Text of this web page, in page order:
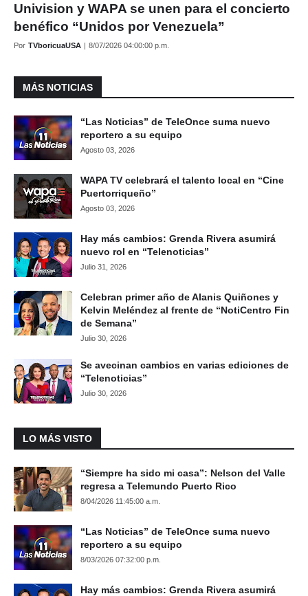
Univision y WAPA se unen para el concierto
benéfico “Unidos por Venezuela”
Por TVboricuaUSA | 8/07/2026 04:00:00 p.m.
MÁS NOTICIAS
“Las Noticias” de TeleOnce suma nuevo
reportero a su equipo
Agosto 03, 2026
WAPA TV celebrará el talento local en “Cine
Puertorriqueño”
Agosto 03, 2026
Hay más cambios: Grenda Rivera asumirá
nuevo rol en “Telenoticias”
Julio 31, 2026
Celebran primer año de Alanis Quiñones y
Kelvin Meléndez al frente de “NotiCentro Fin
de Semana”
Julio 30, 2026
Se avecinan cambios en varias ediciones de
“Telenoticias”
Julio 30, 2026
LO MÁS VISTO
“Siempre ha sido mi casa”: Nelson del Valle
regresa a Telemundo Puerto Rico
8/04/2026 11:45:00 a.m.
“Las Noticias” de TeleOnce suma nuevo
reportero a su equipo
8/03/2026 07:32:00 p.m.
Hay más cambios: Grenda Rivera asumirá